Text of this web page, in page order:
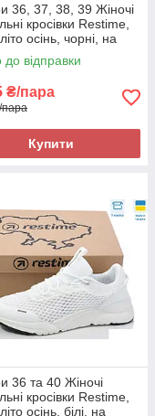
36, 37, 38, 39 Жіночі
кросівки Restime,
осінь, чорні, на
з піни
до відправки
₴/пара
пара
Купити
36 та 40 Жіночі
кросівки Restime,
осінь, білі, на